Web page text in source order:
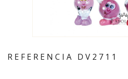
REFERENCIA DV2711